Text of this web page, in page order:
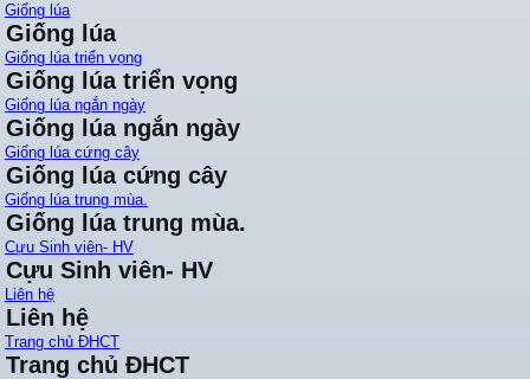
Giống lúa
Giống lúa
Giống lúa triển vọng
Giống lúa triển vọng
Giống lúa ngắn ngày
Giống lúa ngắn ngày
Giống lúa cứng cây
Giống lúa cứng cây
Giống lúa trung mùa.
Giống lúa trung mùa.
Cựu Sinh viên- HV
Cựu Sinh viên- HV
Liên hệ
Liên hệ
Trang chủ ĐHCT
Trang chủ ĐHCT